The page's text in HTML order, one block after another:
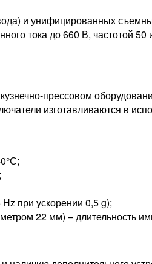
и унифицированных
тока до 660 В, частотой 50
прессовом
изготавливаются в
при ускорении 0,5 g);
22 мм) – длительность